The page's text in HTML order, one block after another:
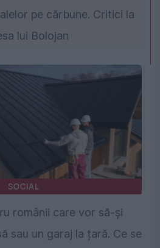
pe cărbune. Critici la
lui Bolojan
SOCIAL
românii care vor să-și
sau un garaj la țară. Ce se